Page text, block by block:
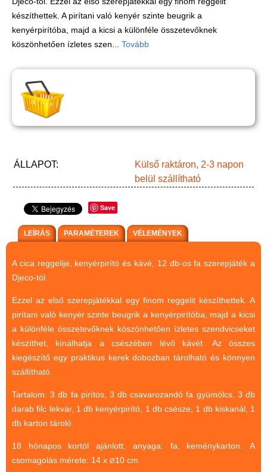
készíthettek. A pirítani való kenyér szinte beugrik a
kenyérpirítóba, majd a kicsi a különféle összetevőknek
köszönhetően ízletes szen... Tovább
ÁLLAPOT:
Külső raktáron, 2-3 napon
belül szállítható
Save
LEÍRÁS PARAMÉTEREK VÉLEMÉNYEK
A cica reggelije, kenyérpirító és kávé, 12 db-os fa szerepjáték a
Djeco-tól.
Ezzel az első szerepjátékkal egy finom reggelit készíthettek. A
pirítani való kenyér szinte beugrik a kenyérpirítóba, majd a kicsi
a különféle összetevőknek köszönhetően ízletes szendvicseket
készíthet, kínálhatja a csészében lévő kávét. Az összes
kiegészítő egy praktikus kerek dobozban tárolható és könnyen
szállítható.
Tartalom: 3 db fa pirítós, 3 db csavarozandó fa gyümölcs, 3 db
darab filc lekvár, 1 db kenyérpirító, 1 db csésze, 1 db kiskanál, 1
db karton tároló.
18 hónapos kortól ajánlott, anyaga: fa, keménykarton. A
csomagolás mérete: 14 x Ø10 cm.
Gyerekszoba
Intelligens gyurma
Iskolaszerek
Kerti játékok
Licenszes TOP
Logikai játékok
LOGICO
Magyar játékok
Mozgásfejlesztő játékok
Oktató játékok kutyáknak
Pasztell játékok
Papírszínház
Puzzle
Szerelés, barkácsolás, kerti